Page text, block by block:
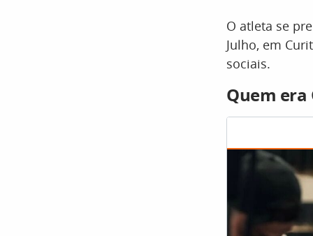
O atleta se
Julho, em
sociais.
Quem era